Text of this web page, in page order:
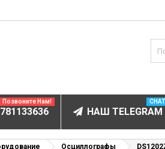
Позвоните Нам!
НАШ TELEGRAM
CHAT
Осциллографы